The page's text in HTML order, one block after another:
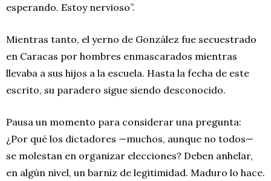
esperando. Estoy nervioso”.
Mientras tanto, el yerno de González fue secuestrado
en Caracas por hombres enmascarados mientras
llevaba a sus hijos a la escuela. Hasta la fecha de este
escrito, su paradero sigue siendo desconocido.
Pausa un momento para considerar una pregunta:
¿Por qué los dictadores —muchos, aunque no todos—
se molestan en organizar elecciones? Deben anhelar,
en algún nivel, un barniz de legitimidad. Maduro lo hace.